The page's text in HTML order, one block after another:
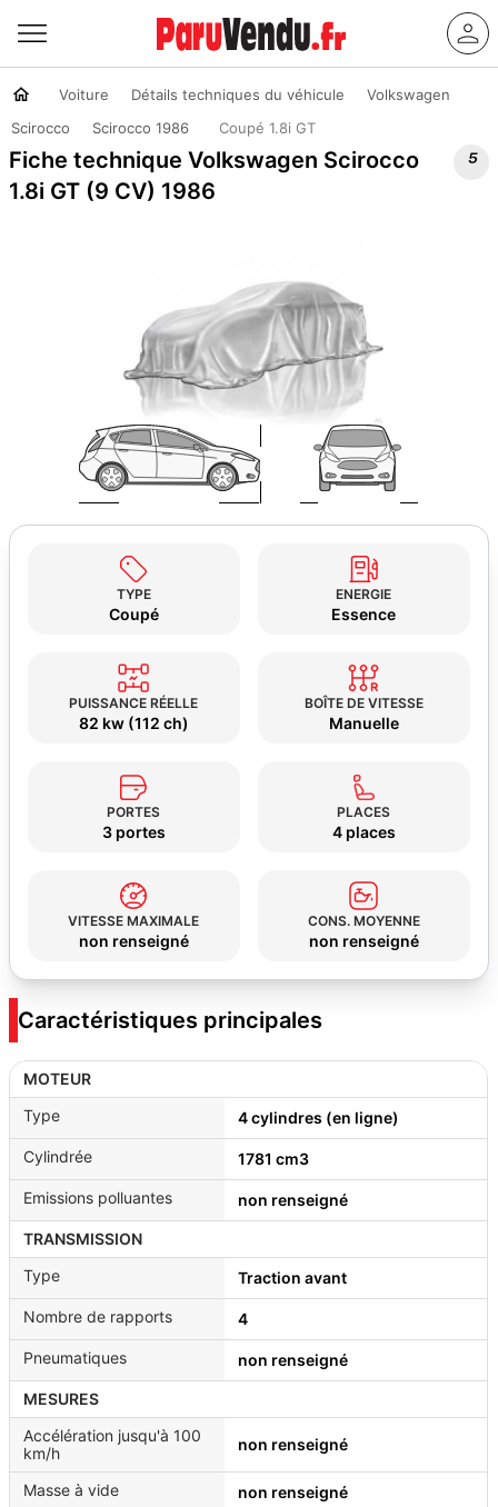
Voiture Détails techniques du véhicule
Volkswagen
Scirocco
Scirocco 1986 Coupé 1.8i GT
Fiche technique Volkswagen Scirocco
1.8i GT (9 CV) 1986

TYPE
Coupé
ENERGIE
Essence
PUISSANCE RÉELLE
82 kw (112 ch)
BOÎTE DE VITESSE
Manuelle
PORTES
3 portes
PLACES
4 places
VITESSE MAXIMALE
non renseigné
CONS. MOYENNE
non renseigné
Caractéristiques principales
MOTEUR
Type
4 cylindres (en ligne)
Cylindrée 1781 cm3
Emissions polluantes non renseigné
TRANSMISSION
Type
Traction avant
Nombre de rapports 4
Pneumatiques non renseigné
MESURES
Accélération jusqu'à 100
km/h
non renseigné
Masse à vide non renseigné